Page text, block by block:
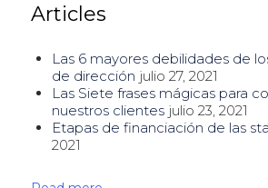
Articles
Las 6 mayores debilidades de
de dirección julio 27, 2021
Las Siete frases mágicas para
nuestros clientes julio 23, 2021
Etapas de financiación de las
2021